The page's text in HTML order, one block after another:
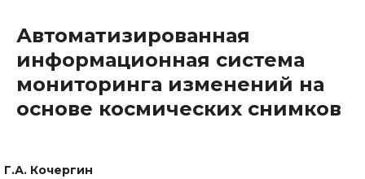
Автоматизированная
информационная система
мониторинга изменений на
основе космических снимков
Г.А. Кочергин